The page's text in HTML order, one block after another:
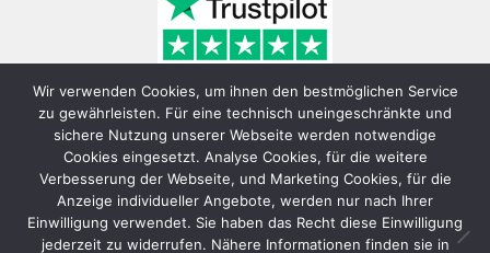
Wir verwenden Cookies, um ihnen den bestmöglichen Service
zu gewährleisten. Für eine technisch uneingeschränkte und
sichere Nutzung unserer Webseite werden notwendige
Cookies eingesetzt. Analyse Cookies, für die weitere
Verbesserung der Webseite, und Marketing Cookies, für die
Anzeige individueller Angebote, werden nur nach Ihrer
Einwilligung verwendet. Sie haben das Recht diese Einwilligung
jederzeit zu widerrufen. Nähere Informationen finden sie in